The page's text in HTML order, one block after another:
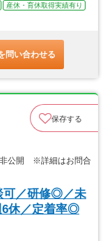
産休・育休取得実績有り
問い合わせる
保存する
非公開 ※詳細はお問合
可／研修◎／未
6休／定着率◎